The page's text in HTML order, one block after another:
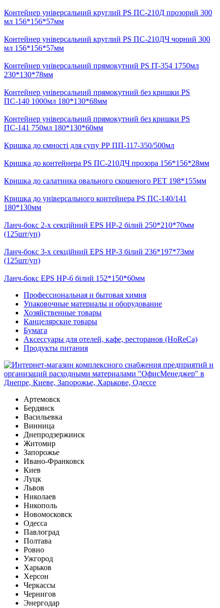
Контейнер універсальний круглий PS ПС-210Д прозорий 300
мл 156*156*57мм
Контейнер універсальний круглий PS ПС-210ДЧ чорний 300
мл 156*156*57мм
Контейнер універсальний прямокутний PS IT-354 1750мл
230*130*78мм
Контейнер універсальний прямокутний без кришки PS
ПС-140 1000мл 180*130*68мм
Контейнер універсальний прямокутний без кришки PS
ПС-141 750мл 180*130*60мм
Кришка до ємності для супу РР ПП-117-350/500мл
Кришка до контейнера PS ПС-210ДЧ прозора 156*156*28мм
Кришка до салатника овального скошеного РЕТ 198*155мм
Кришка до універсального контейнера PS ПС-140/141
180*130мм
Ланч-бокс 2-х секційний EPS НР-2 білий 250*210*70мм
(125шт/уп)
Ланч-бокс 3-х секційний EPS НР-3 білий 236*197*73мм
(125шт/уп)
Ланч-бокс EPS НР-6 білий 152*150*60мм
Профессиональная и бытовая химия
Упаковочные материалы и оборудование
Хозяйственные товары
Канцелярские товары
Бумага
Аксессуары для отелей, кафе, ресторанов (HoReCa)
Продукты питания
Артемовск
Бердянск
Васильевка
Винница
Днепродзержинск
Житомир
Запорожье
Ивано-Франковск
Киев
Луцк
Львов
Николаев
Никополь
Новомосковск
Одесса
Павлоград
Полтава
Ровно
Ужгород
Харьков
Херсон
Черкассы
Чернигов
Энергодар